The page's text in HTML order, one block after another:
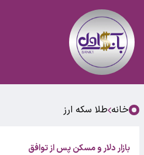
خانه طلا سکه ارز
بازار دلار و مسکن پس از توافق